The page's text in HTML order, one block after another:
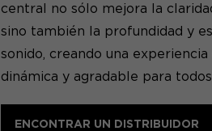
central no sólo mejora la
sino también la profundidad y
sonido, creando una experiencia
dinámica y agradable para
ENCONTRAR UN DISTRIBUIDOR